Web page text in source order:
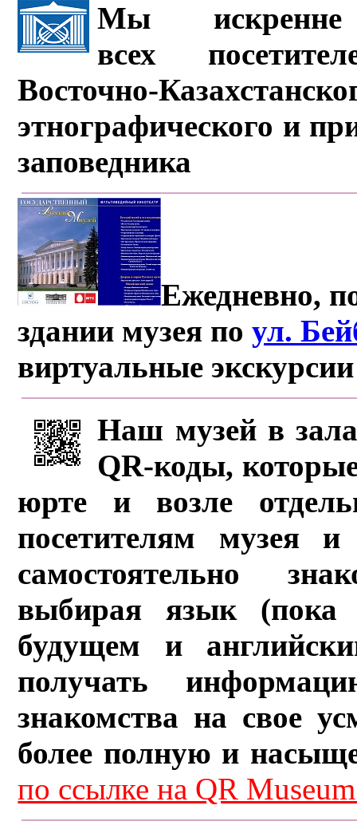
Мы искренне
всех
Восточно-
этнографического и
заповедника
Ежедневно,
здании музея поул.
виртуальные
Наш музей в
QR-коды,
юрте и возле
посетителям музея и
самостоятельно
выбирая язык (пока
будущем и
получать
знакомства на свое
более полную и
по ссылке на QR